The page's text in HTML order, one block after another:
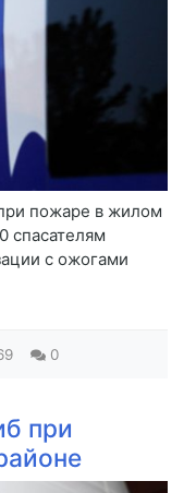
пожаре в жилом
спасателям
с ожогами
0
при